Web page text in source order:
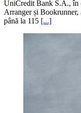
până la 115[...]